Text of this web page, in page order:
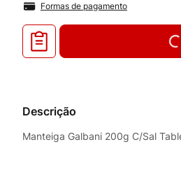
Formas de pagamento
Descrição
Manteiga Galbani 200g C/Sal